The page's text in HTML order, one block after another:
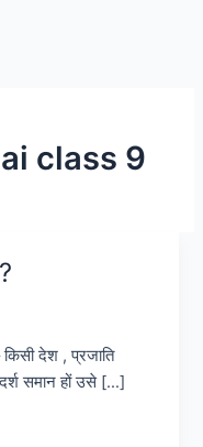
class 9
किसी देश , प्रजाति
समान हों उसे […]